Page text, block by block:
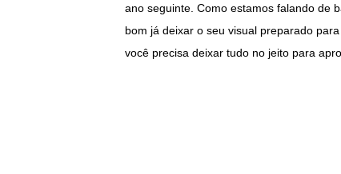
ano seguinte. Como estamos falando de
bom já deixar o seu visual preparado
você precisa deixar tudo no jeito para